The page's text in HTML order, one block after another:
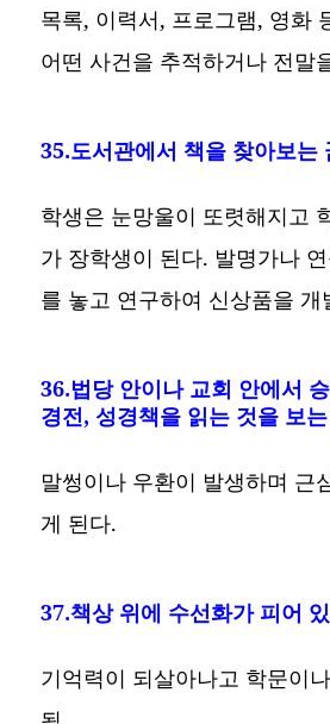
목록, 이력서, 프로그램, 영화
어떤 사건을 추적하거나 전말
35.도서관에서 책을 찾아보는
학생은 눈망울이 또렷해지고
가 장학생이 된다. 발명가나
를 놓고 연구하여 신상품을 개
36.법당 안이나 교회 안에서
경전, 성경책을 읽는 것을 보
말썽이나 우환이 발생하며 근
게 된다.
37.책상 위에 수선화가 피어
기억력이 되살아나고 학문이